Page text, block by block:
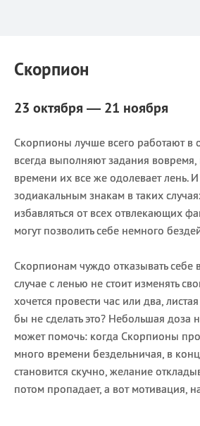
Скорпион
23 октября — 21 ноября
Скорпионы лучше всего работают в
всегда выполняют задания
времени их все же одолевает лень.
зодиакальным знакам в таких
избавляться от всех отвлекающих
могут позволить себе немного
Скорпионам чуждо отказывать себе
случае с ленью не стоит изменять
хочется провести час или два,
бы не сделать это? Небольшая доза
может помочь: когда Скорпионы
много времени бездельничая, в
становится скучно, желание
потом пропадает, а вот мотивация,